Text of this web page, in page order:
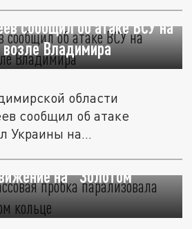
сообщил об атаке ВСУ на
Владимира
области
сообщил об атаке
Украины на
пробка
на "Золотом